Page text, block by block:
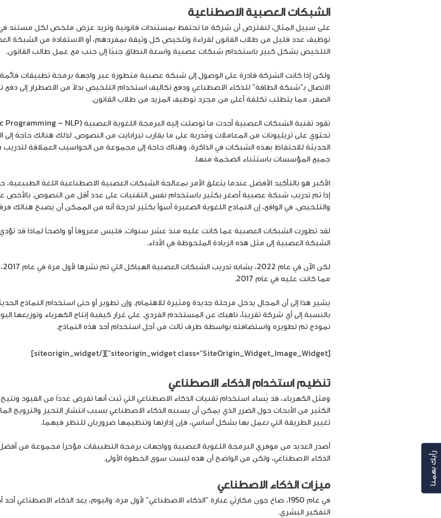
الشبكات العصبية الاصطناعية
على سبيل المثال، لنفترض أن شركة ما تحتفظ بمستندات قانونية وتريد عرض ملخص لكل مستند في
توظيف عدد قليل من طلاب القانون لقراءة وتلخيص كل وثيقة بمفردهم، أو الاستفادة من الشبكة
التلخيص بشكل كبير باستخدام شبكات عصبية واسعة النطاق جنبًا إلى جنب مع عمل طالب القانون.
ولكن إذا كانت الشركة قادرة على الوصول إلى شبكة عصبية متطورة عبر واجهة برمجة تطبيقات
الاتصال بـ”شبكة الطاقة” للذكاء الاصطناعي ودفع تكاليف استخدام التلخيص بدلاً من الاضطرار إلى
الصفر، مما يتطلب تكلفة أعلى من مجرد توظيف المزيد من طلاب القانون.
تحتوي على تريليونات من المعاملات ومُدربة على ما يقارب تيرابايت من النصوص. لذلك هنالك حاجة
الحديثة للاحتفاظ بهذه الشبكات في الذاكرة، وهناك حاجة إلى مجموعة من الحواسيب العملاقة لتدريب
جميع المؤسسات باستثناء الضخمة منها.
الأكبر هو بالتأكيد الأفضل عندما يتعلق الأمر بمعالجة الشبكات العصبية الاصطناعية اللغة
إذا تم تدريب شبكة عصبية أصغر بكثير باستخدام نفس التقنيات على عدد أقل من النصوص.
والتلخيص. في الواقع، إن النماذج اللغوية الصغيرة أسوأ بكثير لدرجة أنه من الممكن أن يصبح هنالك
لقد تطورت الشبكات العصبية عما كانت عليه منذ عشر سنوات. فليس معروفاً أو واضحاً لماذا قد تؤدي
الشبكة العصبية إلى مثل هذه الزيادة الملحوظة في الأداء.
مما كانت عليه في عام 2017.
يشير هذا إلى أن المجال يدخل مرحلة جديدة ومثيرة للاهتمام. وإن تطوير أو حتى استخدام النماذج
بالنسبة إلى أي شركة تقريباً، ناهيك عن المستخدم الفردي. على غرار كيفية إنتاج الكهرباء وتوزيعها
نموذج تم تطويره واستضافته بواسطة طرف ثالث من أجل استخدام أحد هذه النماذج.
[siteorigin_widget class=”SiteOrigin_Widget_Image_Widget”]
[/siteorigin_widget]
تنظيم استخدام الذكاء الاصطناعي
ومثل الكهرباء، قد يُساء استخدام تقنيات الذكاء الاصطناعي التي ثبت أنها تفرض عددًا من القيود
الكثير من الأبحاث حول الضرر الذي يمكن أن يسببه الذكاء الاصطناعي بسبب انتشار التحيز والترويج
تغيير الطريقة التي نعمل بها بشكل أساسي، فإن إدارتها وتنظيمها ضروريان للنظر فيهما.
أصدر العديد من موفري البرمجة اللغوية العصبية وواجهات برمجة التطبيقات مؤخراً مجموعة من
الذكاء الاصطناعي، ولكن من الواضح أن هذه ليست سوى الخطوة الأولى.
ميزات الذكاء الاصطناعي
في عام 1950، صاغ جون مكارثي عبارة “الذكاء الاصطناعي” لأول مرة. واليوم، يعد الذكاء الاصطناعي
التفكير البشري.
رأيك بهمنا